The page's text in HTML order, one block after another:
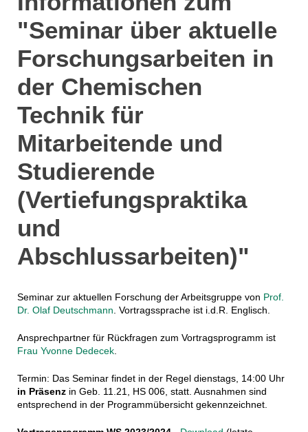
"Seminar über aktuelle
Forschungsarbeiten in
der Chemischen
Technik für
Mitarbeitende und
Studierende
(Vertiefungspraktika
und
Abschlussarbeiten)"
Seminar zur aktuellen Forschung der Arbeitsgruppe von Prof.
Dr. Olaf Deutschmann . Vortragssprache ist i.d.R. Englisch.
Ansprechpartner für Rückfragen zum Vortragsprogramm ist
Frau Yvonne Dedecek.
Termin: Das Seminar findet in der Regel dienstags, 14:00 Uhr
in Präsenzin Geb. 11.21, HS 006, statt. Ausnahmen sind
entsprechend in der Programmübersicht gekennzeichnet.